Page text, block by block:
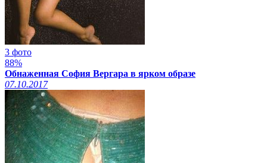
3 фото
88%
Обнаженная София Вергара в ярком образе
07.10.2017